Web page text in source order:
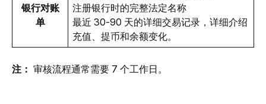
银行对账
单
注册银行时的完整法定名称
最近 30-90 天的详细交易记录，详细介绍
充值、提币和余额变化。
注： 审核流程通常需要 7 个工作日。